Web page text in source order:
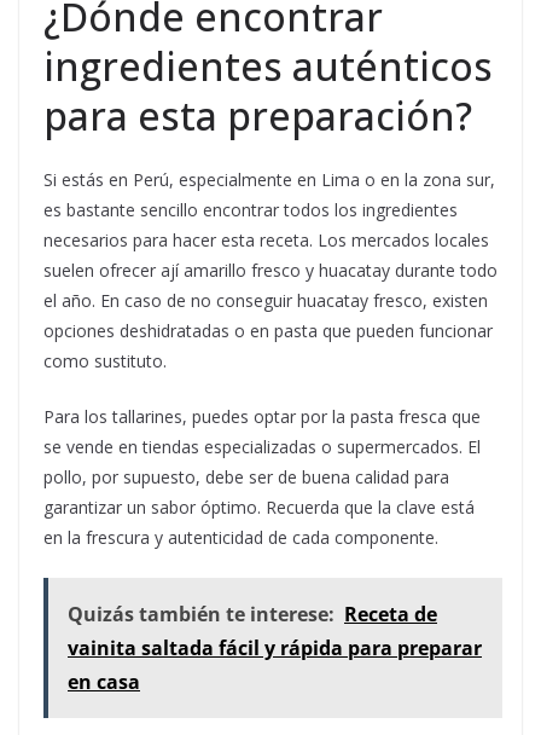
¿Dónde encontrar
ingredientes auténticos
para esta preparación?
Si estás en Perú, especialmente en Lima o en la zona sur,
es bastante sencillo encontrar todos los ingredientes
necesarios para hacer esta receta. Los mercados locales
suelen ofrecer ají amarillo fresco y huacatay durante todo
el año. En caso de no conseguir huacatay fresco, existen
opciones deshidratadas o en pasta que pueden funcionar
como sustituto.
Para los tallarines, puedes optar por la pasta fresca que
se vende en tiendas especializadas o supermercados. El
pollo, por supuesto, debe ser de buena calidad para
garantizar un sabor óptimo. Recuerda que la clave está
en la frescura y autenticidad de cada componente.
Quizás también te interese: Receta de
vainita saltada fácil y rápida para preparar
en casa